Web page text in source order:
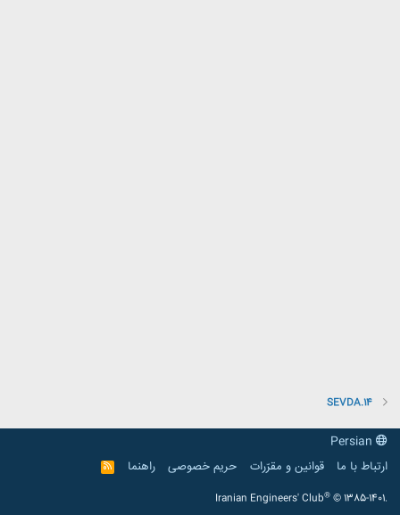
SEVDA.14
ارتباط با ما
قوانین و مقرّرات حریم خصوصی راهنما
R
S
Iranian Engineers' Club® © 1385-1401.